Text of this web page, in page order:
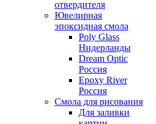
отвердителя
Ювелирная
эпоксидная смола
Poly Glass
Нидерланды
Dream Optic
Россия
Epoxy River
Россия
Смола для рисования
Для заливки